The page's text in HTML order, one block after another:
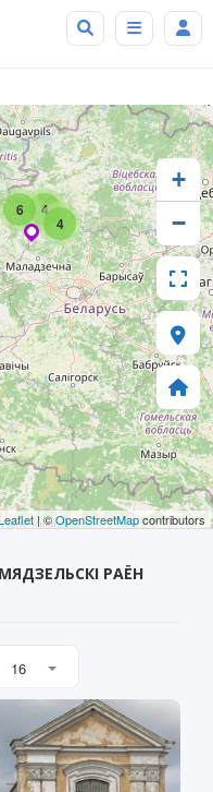
4
4
6
+
−
| ©OpenStreetMapcontributors
РАЁН
16